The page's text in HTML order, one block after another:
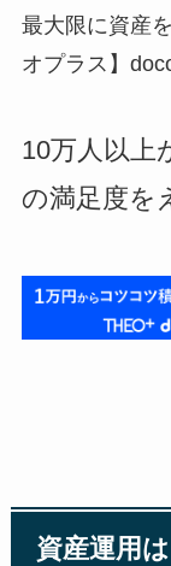
最大限に資産
オプラス】
10万人以上
の満足度を
資産運用